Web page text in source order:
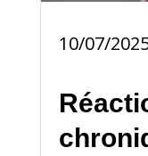
10/07/